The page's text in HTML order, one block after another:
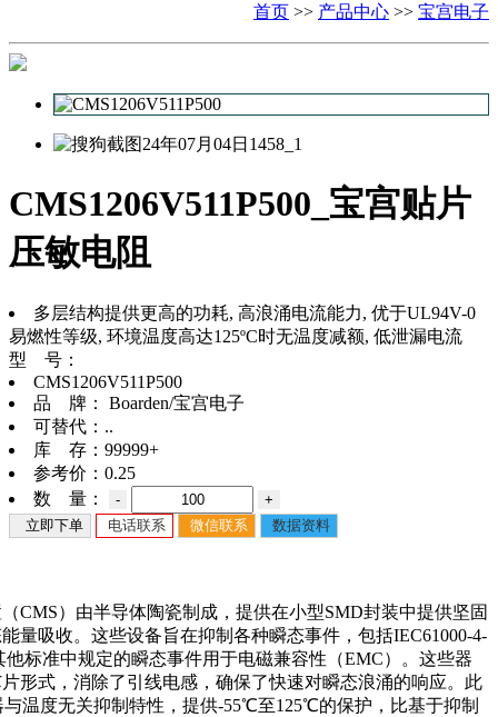
首页 >> 产品中心 >> 宝宫电子
CMS1206V511P500_宝宫贴片
压敏电阻
多层结构提供更高的功耗, 高浪涌电流能力, 优于UL94V-0
易燃性等级, 环境温度高达125ºC时无温度减额, 低泄漏电流
型 号：
CMS1206V511P500
品 牌：
Boarden/宝宫电子
可替代： ..
库 存： 99999+
参考价： 0.25
数 量：
-
+
立即下单
电话联系 微信联系 数据资料
CMS）由半导体陶瓷制成，提供在小型SMD封装中提供坚固
量吸收。这些设备旨在抑制各种瞬态事件，包括IEC61000-4-
他标准中规定的瞬态事件用于电磁兼容性（EMC）。这些器
形式，消除了引线电感，确保了快速对瞬态浪涌的响应。此
温度无关抑制特性，提供-55℃至125℃的保护，比基于抑制